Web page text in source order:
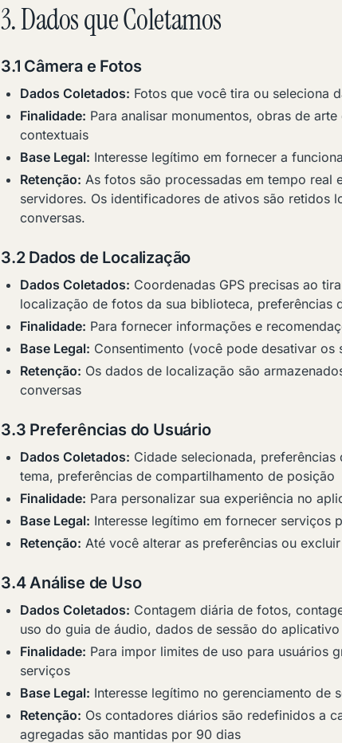
3. Dados que Coletamos
3.1 Câmera e Fotos
Dados Coletados: Fotos que você tira ou seleciona
Finalidade: Para analisar monumentos, obras de
contextuais
Base Legal: Interesse legítimo em fornecer a
Retenção: As fotos são processadas em tempo real
servidores. Os identificadores de ativos são retidos
conversas.
3.2 Dados de Localização
Dados Coletados: Coordenadas GPS precisas ao
localização de fotos da sua biblioteca, preferências
Finalidade: Para fornecer informações e
Base Legal: Consentimento (você pode desativar os
Retenção: Os dados de localização são
conversas
3.3 Preferências do Usuário
Dados Coletados: Cidade selecionada,
tema, preferências de compartilhamento de posição
Finalidade: Para personalizar sua experiência no
Base Legal: Interesse legítimo em fornecer serviços
Retenção: Até você alterar as preferências ou
3.4 Análise de Uso
Dados Coletados: Contagem diária de fotos,
uso do guia de áudio, dados de sessão do aplicativo
Finalidade: Para impor limites de uso para usuários
serviços
Base Legal: Interesse legítimo no gerenciamento de
Retenção: Os contadores diários são redefinidos a
agregadas são mantidas por 90 dias